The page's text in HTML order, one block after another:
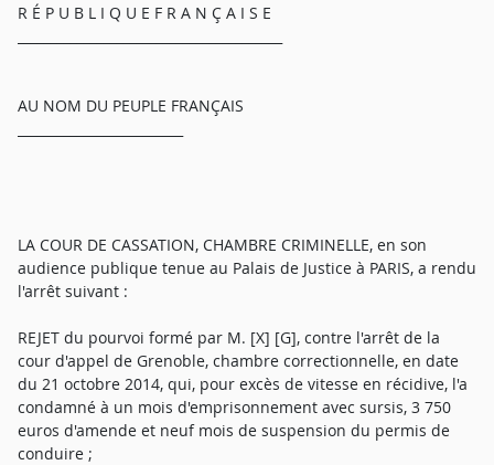
R É P U B L I Q U E F R A N Ç A I S E
AU NOM DU PEUPLE FRANÇAIS
LA COUR DE CASSATION, CHAMBRE CRIMINELLE, en son
audience publique tenue au Palais de Justice à PARIS, a rendu
l'arrêt suivant :
REJET du pourvoi formé par M. [X] [G], contre l'arrêt de la
cour d'appel de Grenoble, chambre correctionnelle, en date
du 21 octobre 2014, qui, pour excès de vitesse en récidive, l'a
condamné à un mois d'emprisonnement avec sursis, 3 750
euros d'amende et neuf mois de suspension du permis de
conduire ;